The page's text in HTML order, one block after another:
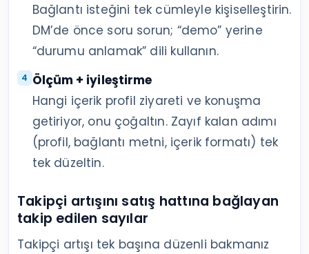
Bağlantı isteğini tek cümleyle kişiselleştirin.
DM’de önce soru sorun; “demo” yerine
“durumu anlamak” dili kullanın.
Ölçüm + iyileştirme
Hangi içerik profil ziyareti ve konuşma
getiriyor, onu çoğaltın. Zayıf kalan adımı
(profil, bağlantı metni, içerik formatı) tek
tek düzeltin.
Takipçi artışını satış hattına bağlayan
takip edilen sayılar
Takipçi artışı tek başına düzenli bakmanız